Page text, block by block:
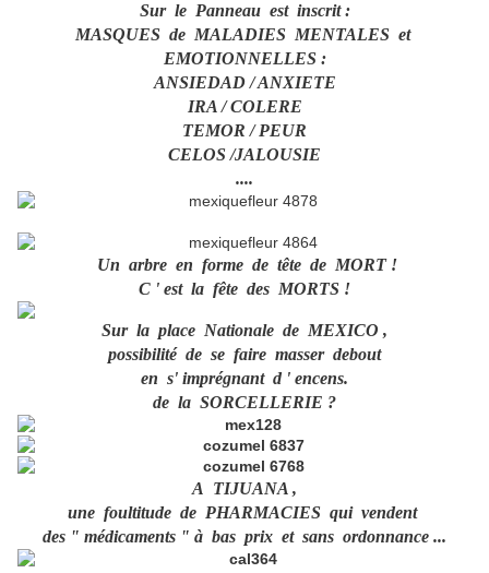
Sur le Panneau est inscrit :
MASQUES de MALADIES MENTALES et
EMOTIONNELLES :
ANSIEDAD / ANXIETE
IRA / COLERE
TEMOR / PEUR
CELOS /JALOUSIE
....
Un arbre en forme de tête de MORT !
C ' est la fête des MORTS !
Sur la place Nationale de MEXICO ,
possibilité de se faire masser debout
en s' imprégnant d ' encens.
de la SORCELLERIE ?
A TIJUANA ,
une foultitude de PHARMACIES qui vendent
des " médicaments " à bas prix et sans ordonnance ...